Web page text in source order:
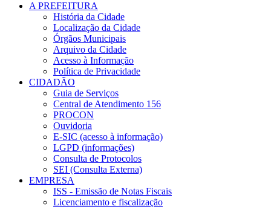
A PREFEITURA
História da Cidade
Localização da Cidade
Órgãos Municipais
Arquivo da Cidade
Acesso à Informação
Política de Privacidade
CIDADÃO
Guia de Serviços
Central de Atendimento 156
PROCON
Ouvidoria
E-SIC (acesso à informação)
LGPD (informações)
Consulta de Protocolos
SEI (Consulta Externa)
EMPRESA
ISS - Emissão de Notas Fiscais
Licenciamento e fiscalização